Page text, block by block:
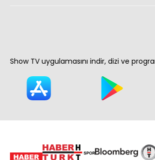
Show TV uygulamasını indir, dizi ve